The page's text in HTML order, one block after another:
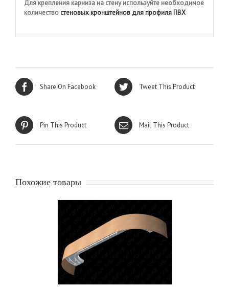
Для крепления карниза на стену используйте необходимое
количество стеновых кронштейнов для профиля ПВХ
Share On Facebook Tweet This Product
Pin This Product Mail This Product
Похожие товары